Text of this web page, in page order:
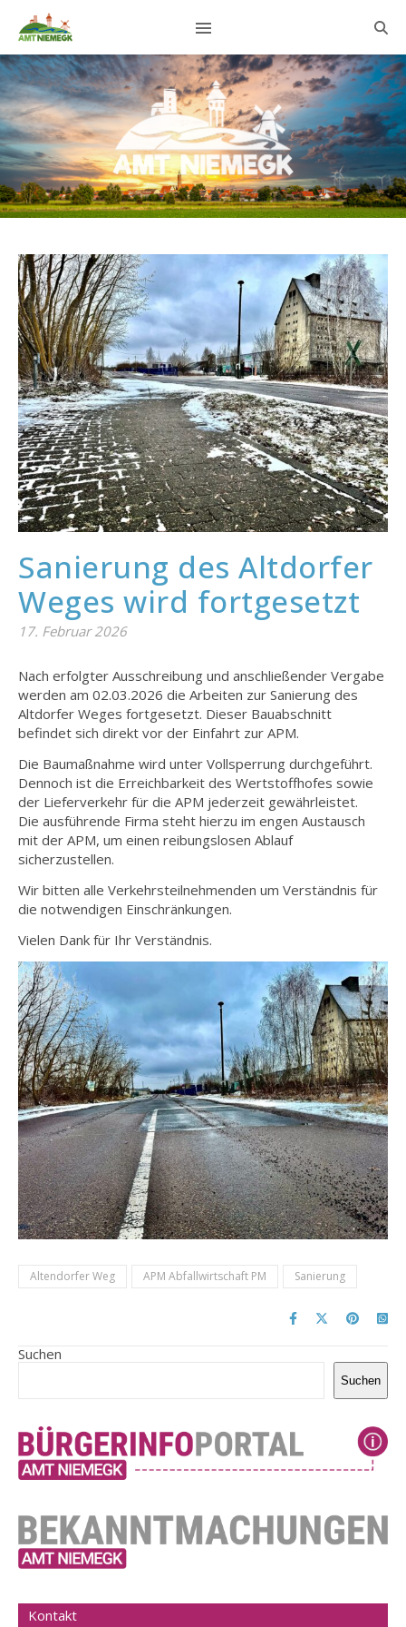
Sanierung des Altdorfer
Weges wird fortgesetzt
17. Februar 2026
Nach erfolgter Ausschreibung und anschließender Vergabe
werden am 02.03.2026 die Arbeiten zur Sanierung des
Altdorfer Weges fortgesetzt. Dieser Bauabschnitt
befindet sich direkt vor der Einfahrt zur APM.
Die Baumaßnahme wird unter Vollsperrung durchgeführt.
Dennoch ist die Erreichbarkeit des Wertstoffhofes sowie
der Lieferverkehr für die APM jederzeit gewährleistet.
Die ausführende Firma steht hierzu im engen Austausch
mit der APM, um einen reibungslosen Ablauf
sicherzustellen.
Wir bitten alle Verkehrsteilnehmenden um Verständnis für
die notwendigen Einschränkungen.
Vielen Dank für Ihr Verständnis.
Altendorfer Weg APM Abfallwirtschaft PM Sanierung
Suchen
Suchen
Kontakt